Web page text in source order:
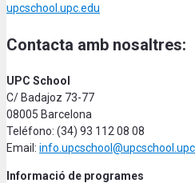
upcschool.upc.edu
Contacta amb nosaltres:
UPC School
C/ Badajoz 73-77
08005 Barcelona
Teléfono: (34) 93 112 08 08
Email:
Informació de programes